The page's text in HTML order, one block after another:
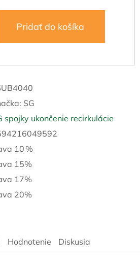
Pridať do košíka
SG
spojky ukončenie recirkulácie
10 %
15%
17%
20%
Hodnotenie Diskusia